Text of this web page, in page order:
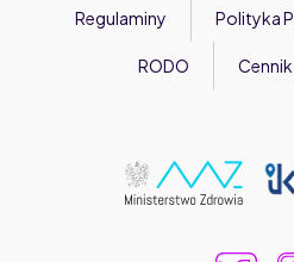
Regulaminy Polityka
RODO Cennik